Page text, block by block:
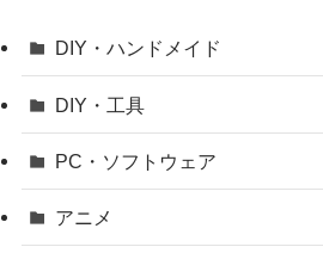
DIY・ハンドメイド
DIY・工具
PC・ソフトウェア
アニメ